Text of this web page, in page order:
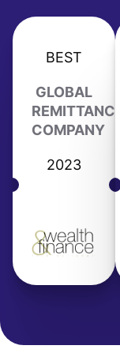
BEST
GLOBAL
REMITTANCE
COMPANY
2023